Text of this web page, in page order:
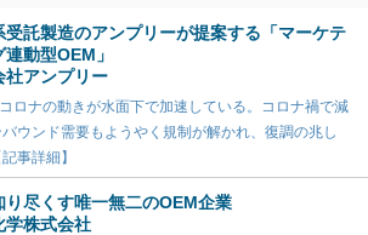
受託製造のアンプリーが提案する「マーケテ
連動型OEM」
社アンプリー
ロナの動きが水面下で加速している。コロナ禍で減
ウンド需要もようやく規制が解かれ、復調の兆し
事詳細】
り尽くす唯一無二のOEM企業
学株式会社